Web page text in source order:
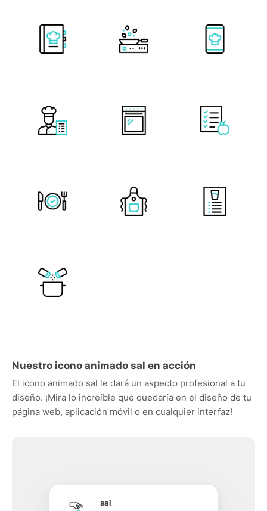
Nuestro icono animado sal en acción
El icono animado sal le dará un aspecto profesional a tu
diseño. ¡Mira lo increíble que quedaría en el diseño de tu
página web, aplicación móvil o en cualquier interfaz!
sal